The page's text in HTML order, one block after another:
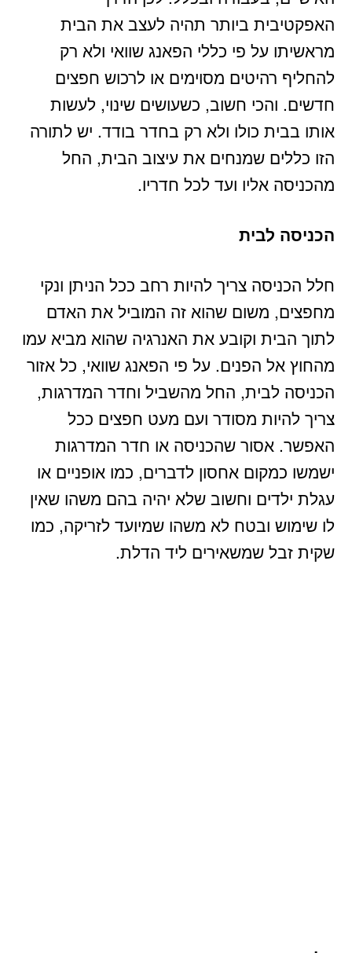
האפקטיבית ביותר תהיה לעצב את הבית
מראשיתו על פי כללי הפאנג שוואי ולא רק
להחליף רהיטים מסוימים או לרכוש חפצים
חדשים. והכי חשוב, כשעושים שינוי, לעשות
אותו בבית כולו ולא רק בחדר בודד. יש לתורה
הזו כללים שמנחים את עיצוב הבית, החל
מהכניסה אליו ועד לכל חדריו.
הכניסה לבית
חלל הכניסה צריך להיות רחב ככל הניתן ונקי
מחפצים, משום שהוא זה המוביל את האדם
לתוך הבית וקובע את האנרגיה שהוא מביא עמו
מהחוץ אל הפנים. על פי הפאנג שוואי, כל אזור
הכניסה לבית, החל מהשביל וחדר המדרגות,
צריך להיות מסודר ועם מעט חפצים ככל
האפשר. אסור שהכניסה או חדר המדרגות
ישמשו כמקום אחסון לדברים, כמו אופניים או
עגלת ילדים וחשוב שלא יהיה בהם משהו שאין
לו שימוש ובטח לא משהו שמיועד לזריקה, כמו
שקית זבל שמשאירים ליד הדלת.